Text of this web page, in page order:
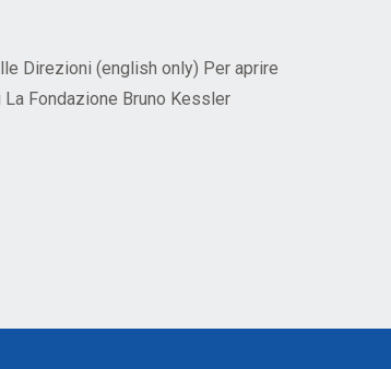
Direzioni (english only) Per aprire
Fondazione Bruno Kessler